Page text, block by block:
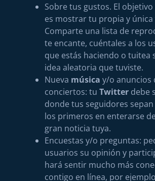
Sobre tus gustos. El
es mostrar tu propia y única
Comparte una lista de
te encante, cuéntales a los
que estás haciendo o tuitea
idea aleatoria que tuviste.
Nueva música y/o anuncios
conciertos: tu Twitter debe
donde tus seguidores
los primeros en enterarse
gran noticia tuya.
Encuestas y/o preguntas:
usuarios su opinión y
hará sentir mucho más
contigo en línea, por